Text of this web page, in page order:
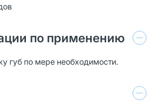
по применению
губ по мере необходимости.